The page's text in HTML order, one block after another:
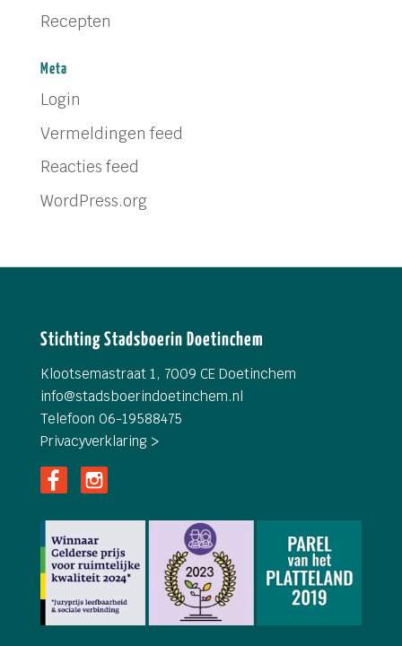
Recepten
Meta
Login
Vermeldingen feed
Reacties feed
WordPress.org
Stichting Stadsboerin Doetinchem
Klootsemastraat 1, 7009 CE Doetinchem
info@stadsboerindoetinchem.nl
Telefoon 06-19588475
Privacyverklaring >